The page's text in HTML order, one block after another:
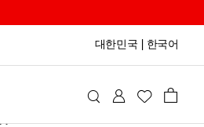
대한민국 한국어